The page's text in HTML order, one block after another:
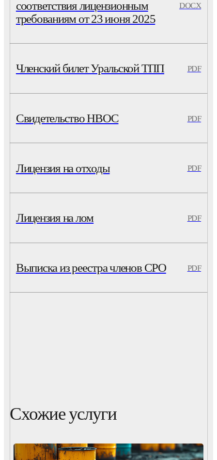
соответствия лицензионным
требованиям от 23 июня 2025
DOCX
Членский билет Уральской ТПП PDF
Свидетельство НВОС PDF
Лицензия на отходы PDF
Лицензия на лом PDF
Выписка из реестра членов СРО PDF
Схожие услуги